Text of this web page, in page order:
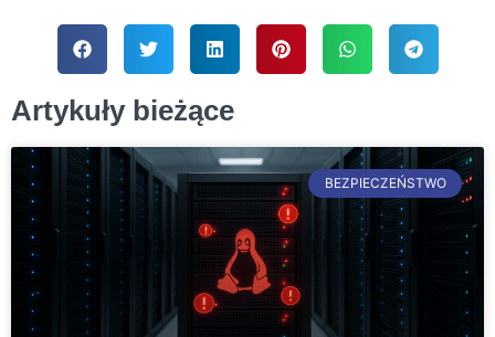
Artykuły bieżące
BEZPIECZEŃSTWO